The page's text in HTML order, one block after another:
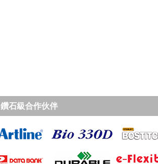
鑽石級合作伙伴